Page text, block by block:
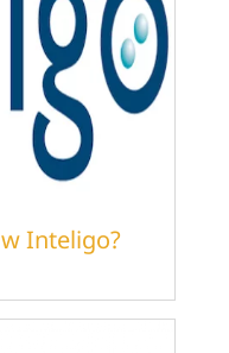
Inteligo?